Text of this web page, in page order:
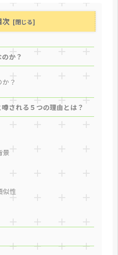
次
か？
？
される５つの理由とは？
景
似性